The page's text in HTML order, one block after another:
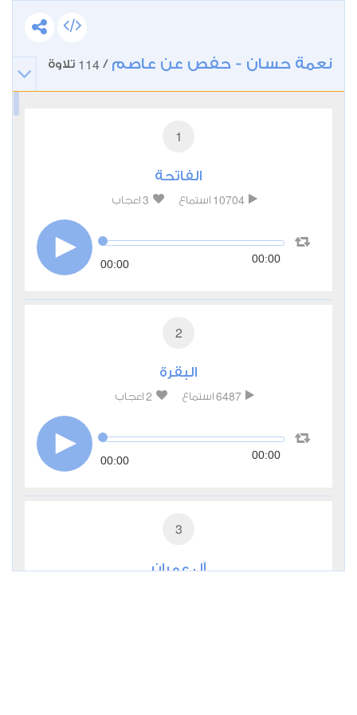
نعمة حسان - حفص عن عاصم /
114 تلاوة
1
الفاتحة
10704 استماع 3 اعجاب
00:00 00:00
2
البقرة
6487 استماع 2 اعجاب
00:00 00:00
3
آل عمران